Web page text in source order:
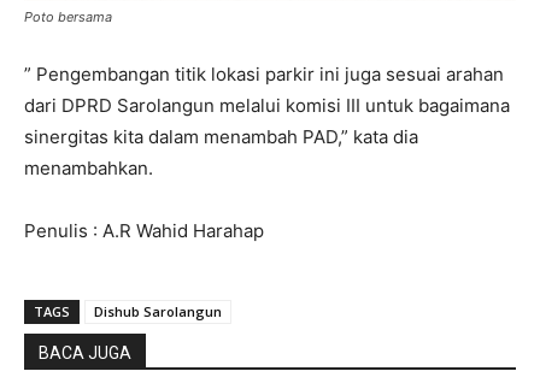
Poto bersama
” Pengembangan titik lokasi parkir ini juga sesuai arahan
dari DPRD Sarolangun melalui komisi III untuk bagaimana
sinergitas kita dalam menambah PAD,” kata dia
menambahkan.
Penulis : A.R Wahid Harahap
TAGS Dishub Sarolangun
BACA JUGA